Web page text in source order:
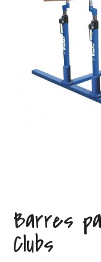
Barres
Clubs